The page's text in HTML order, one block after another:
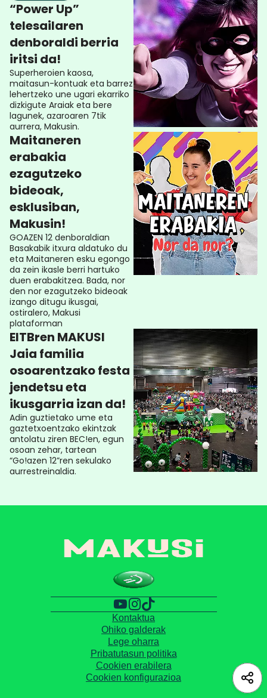
“Power Up”
telesailaren
denboraldi berria
iritsi da!
Superheroien kaosa,
maitasun-kontuak eta barrez
lehertzeko une ugari ekarriko
dizkigute Araiak eta bere
lagunek, azaroaren 7tik
aurrera, Makusin.
Maitaneren
erabakia
ezagutzeko
bideoak,
esklusiban,
Makusin!
GOAZEN 12 denboraldian
Basakabik itxura aldatuko du
eta Maitaneren esku egongo
da zein ikasle berri hartuko
duen erabakitzea. Bada, nor
den nor ezagutzeko bideoak
izango ditugu ikusgai,
ostiralero, Makusi
plataforman
EITBren MAKUSI
Jaia familia
osoarentzako festa
jendetsu eta
ikusgarria izan da!
Adin guztietako ume eta
gaztetxoentzako ekintzak
antolatu ziren BEC!en, egun
osoan zehar, tartean
“Go!azen 12”ren sekulako
aurrestreinaldia.
Kontaktua
Ohiko galderak
Lege oharra
Pribatutasun politika
Cookien erabilera
Cookien konfigurazioa